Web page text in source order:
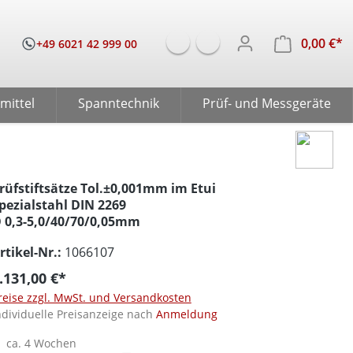
+49 6021 42 999 00
0,00 €*
Spanntechnik Prüf- und Messgeräte
Tol.±0,001mm im Etui
DIN 2269
0,3-5,0/40/70/0,05mm
Nr.: 1066107
€*
zzgl. MwSt. und Versandkosten
Preisanzeige nach Anmeldung
ca. 4 Wochen